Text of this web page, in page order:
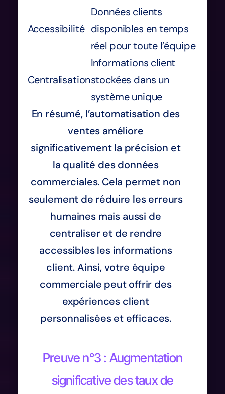
Accessibilité
Données clients
disponibles en temps
réel pour toute l’équipe
Centralisation
Informations client
stockées dans un
système unique
En résumé, l’automatisation des
ventes améliore
significativement la précision et
la qualité des données
commerciales. Cela permet non
seulement de réduire les erreurs
humaines mais aussi de
centraliser et de rendre
accessibles les informations
client. Ainsi, votre équipe
commerciale peut offrir des
expériences client
personnalisées et efficaces.
Preuve n°3 : Augmentation
significative des taux de